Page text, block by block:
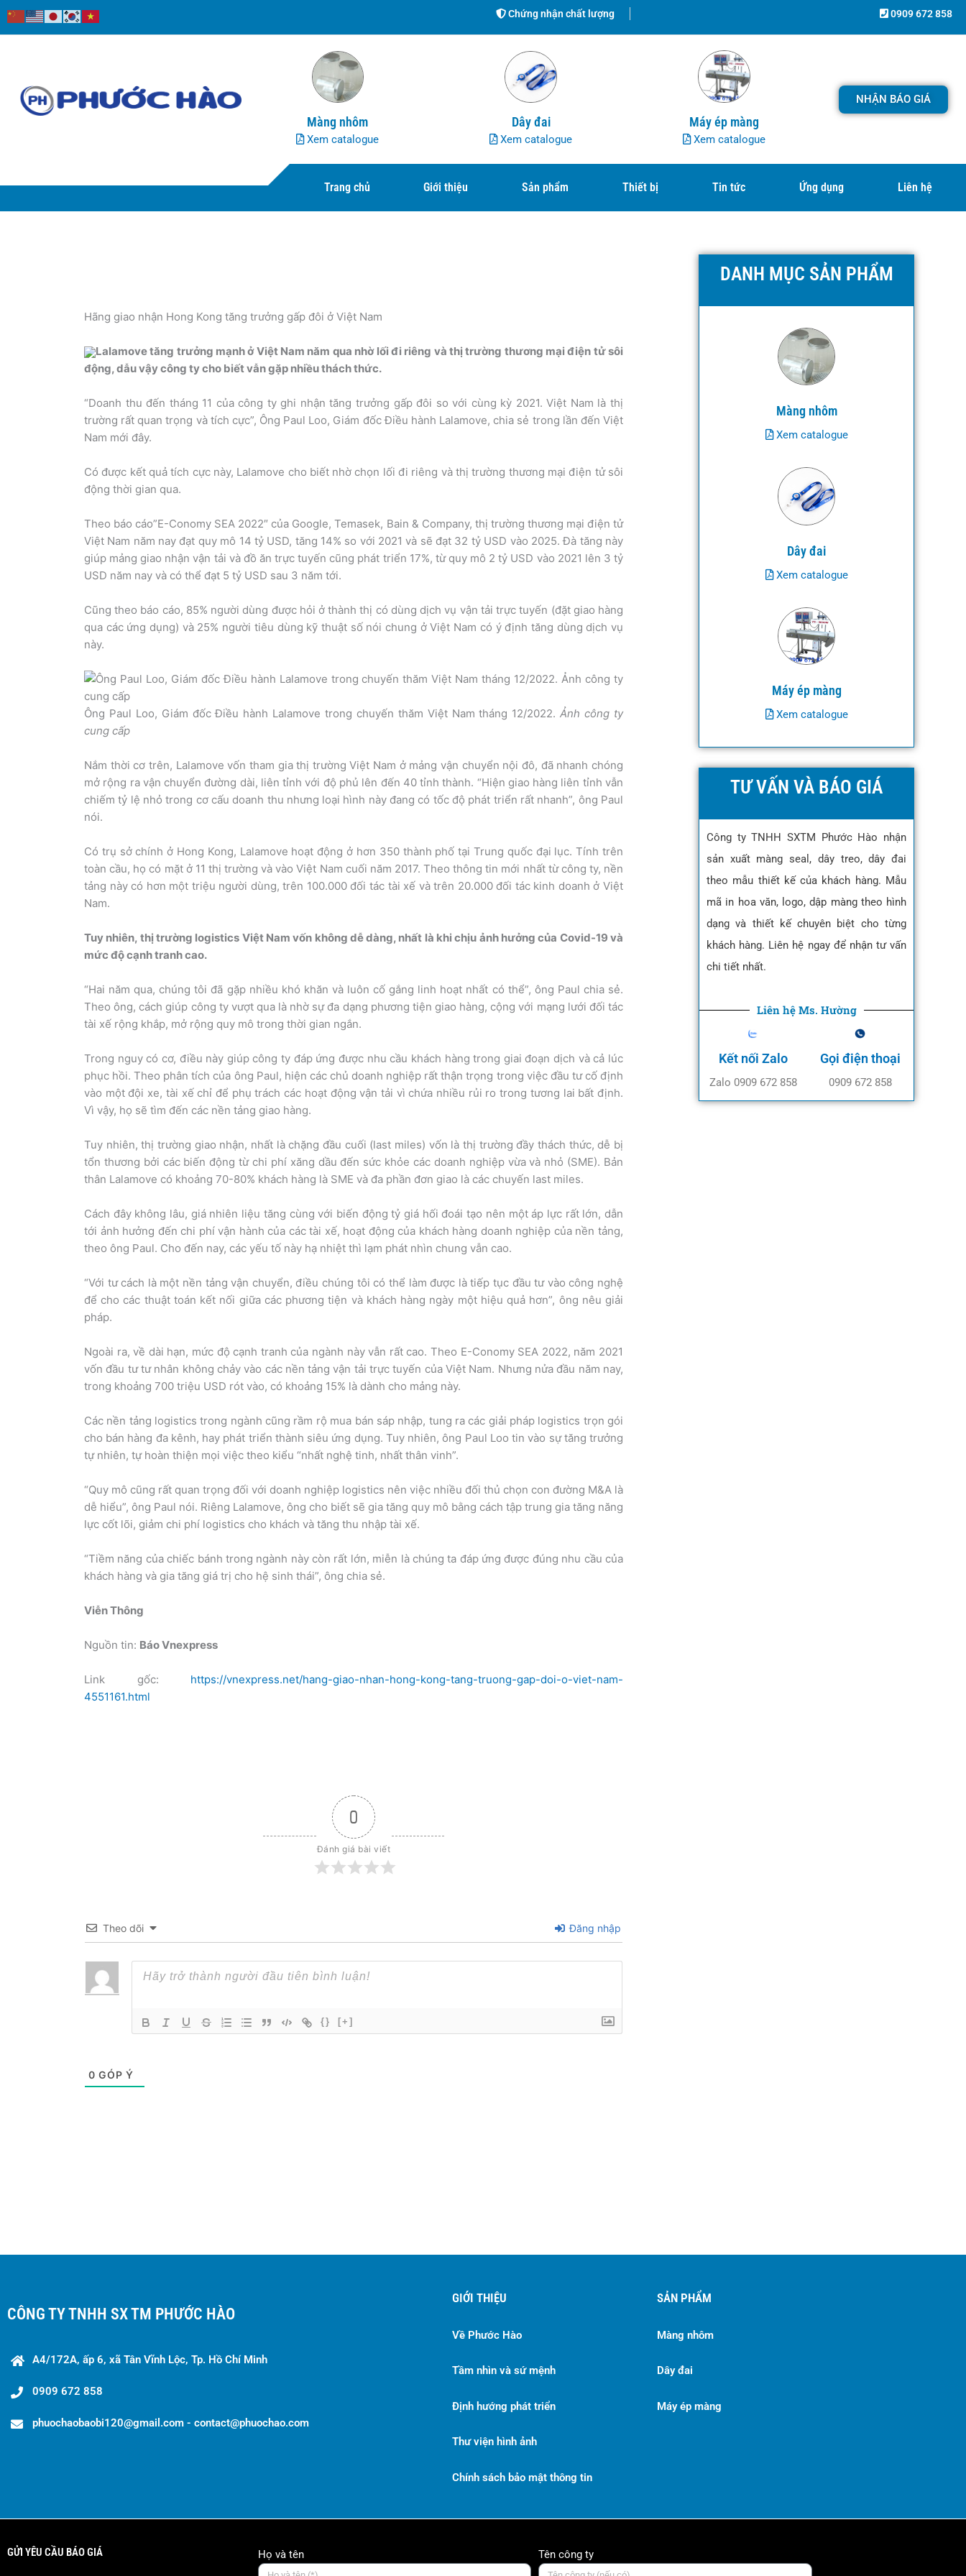
Nhảy
tới
Chứng nhận chất lượng 0909 672 858
Màng nhôm
Xem catalogue
Dây đai
Xem catalogue
Máy ép màng
Xem catalogue
NHẬN BÁO GIÁ
Trang chủ Giới thiệu Sản phẩm Thiết bị Tin tức Ứng dụng Liên hệ
Hãng giao nhận Hong Kong tăng trưởng gấp đôi ở Việt Nam
Lalamove tăng trưởng mạnh ở Việt Nam năm qua nhờ lối đi riêng và thị trường thương mại điện tử sôi
động, dẫu vậy công ty cho biết vẫn gặp nhiều thách thức.
“Doanh thu đến tháng 11 của công ty ghi nhận tăng trưởng gấp đôi so với cùng kỳ 2021. Việt Nam là thị
trường rất quan trọng và tích cực”, Ông Paul Loo, Giám đốc Điều hành Lalamove, chia sẻ trong lần đến Việt
Nam mới đây.
Có được kết quả tích cực này, Lalamove cho biết nhờ chọn lối đi riêng và thị trường thương mại điện tử sôi
động thời gian qua.
Theo báo cáo”E-Conomy SEA 2022″ của Google, Temasek, Bain & Company, thị trường thương mại điện tử
Việt Nam năm nay đạt quy mô 14 tỷ USD, tăng 14% so với 2021 và sẽ đạt 32 tỷ USD vào 2025. Đà tăng này
giúp mảng giao nhận vận tải và đồ ăn trực tuyến cũng phát triển 17%, từ quy mô 2 tỷ USD vào 2021 lên 3 tỷ
USD năm nay và có thể đạt 5 tỷ USD sau 3 năm tới.
Cũng theo báo cáo, 85% người dùng được hỏi ở thành thị có dùng dịch vụ vận tải trực tuyến (đặt giao hàng
qua các ứng dụng) và 25% người tiêu dùng kỹ thuật số nói chung ở Việt Nam có ý định tăng dùng dịch vụ
này.
Ông Paul Loo, Giám đốc Điều hành Lalamove trong chuyến thăm Việt Nam tháng 12/2022.Ảnh công ty
cung cấp
Nắm thời cơ trên, Lalamove vốn tham gia thị trường Việt Nam ở mảng vận chuyển nội đô, đã nhanh chóng
mở rộng ra vận chuyển đường dài, liên tỉnh với độ phủ lên đến 40 tỉnh thành. “Hiện giao hàng liên tỉnh vẫn
chiếm tỷ lệ nhỏ trong cơ cấu doanh thu nhưng loại hình này đang có tốc độ phát triển rất nhanh”, ông Paul
nói.
Có trụ sở chính ở Hong Kong, Lalamove hoạt động ở hơn 350 thành phố tại Trung quốc đại lục. Tính trên
toàn cầu, họ có mặt ở 11 thị trường và vào Việt Nam cuối năm 2017. Theo thông tin mới nhất từ công ty, nền
tảng này có hơn một triệu người dùng, trên 100.000 đối tác tài xế và trên 20.000 đối tác kinh doanh ở Việt
Nam.
Tuy nhiên, thị trường logistics Việt Nam vốn không dễ dàng, nhất là khi chịu ảnh hưởng của Covid-19 và
mức độ cạnh tranh cao.
“Hai năm qua, chúng tôi đã gặp nhiều khó khăn và luôn cố gắng linh hoạt nhất có thể”, ông Paul chia sẻ.
Theo ông, cách giúp công ty vượt qua là nhờ sự đa dạng phương tiện giao hàng, cộng với mạng lưới đối tác
tài xế rộng khắp, mở rộng quy mô trong thời gian ngắn.
Trong nguy có cơ, điều này giúp công ty đáp ứng được nhu cầu khách hàng trong giai đoạn dịch và cả lúc
phục hồi. Theo phân tích của ông Paul, hiện các chủ doanh nghiệp rất thận trọng trong việc đầu tư cố định
vào một đội xe, tài xế chỉ để phụ trách các hoạt động vận tải vì chứa nhiều rủi ro trong tương lai bất định.
Vì vậy, họ sẽ tìm đến các nền tảng giao hàng.
Tuy nhiên, thị trường giao nhận, nhất là chặng đầu cuối (last miles) vốn là thị trường đầy thách thức, dễ bị
tổn thương bởi các biến động từ chi phí xăng dầu đến sức khỏe các doanh nghiệp vừa và nhỏ (SME). Bản
thân Lalamove có khoảng 70-80% khách hàng là SME và đa phần đơn giao là các chuyến last miles.
Cách đây không lâu, giá nhiên liệu tăng cùng với biến động tỷ giá hối đoái tạo nên một áp lực rất lớn, dẫn
tới ảnh hưởng đến chi phí vận hành của các tài xế, hoạt động của khách hàng doanh nghiệp của nền tảng,
theo ông Paul. Cho đến nay, các yếu tố này hạ nhiệt thì lạm phát nhìn chung vẫn cao.
“Với tư cách là một nền tảng vận chuyển, điều chúng tôi có thể làm được là tiếp tục đầu tư vào công nghệ
để cho các thuật toán kết nối giữa các phương tiện và khách hàng ngày một hiệu quả hơn”, ông nêu giải
pháp.
Ngoài ra, về dài hạn, mức độ cạnh tranh của ngành này vẫn rất cao. Theo E-Conomy SEA 2022, năm 2021
vốn đầu tư tư nhân không chảy vào các nền tảng vận tải trực tuyến của Việt Nam. Nhưng nửa đầu năm nay,
trong khoảng 700 triệu USD rót vào, có khoảng 15% là dành cho mảng này.
Các nền tảng logistics trong ngành cũng rầm rộ mua bán sáp nhập, tung ra các giải pháp logistics trọn gói
cho bán hàng đa kênh, hay phát triển thành siêu ứng dụng. Tuy nhiên, ông Paul Loo tin vào sự tăng trưởng
tự nhiên, tự hoàn thiện mọi việc theo kiểu “nhất nghệ tinh, nhất thân vinh”.
“Quy mô cũng rất quan trọng đối với doanh nghiệp logistics nên việc nhiều đối thủ chọn con đường M&A là
dễ hiểu”, ông Paul nói. Riêng Lalamove, ông cho biết sẽ gia tăng quy mô bằng cách tập trung gia tăng năng
lực cốt lõi, giảm chi phí logistics cho khách và tăng thu nhập tài xế.
“Tiềm năng của chiếc bánh trong ngành này còn rất lớn, miễn là chúng ta đáp ứng được đúng nhu cầu của
khách hàng và gia tăng giá trị cho hệ sinh thái”, ông chia sẻ.
Viễn Thông
Nguồn tin: Báo Vnexpress
Link gốc: https://vnexpress.net/hang-giao-nhan-hong-kong-tang-truong-gap-doi-o-viet-nam-
4551161.html
0
Đánh giá bài viết
Theo dõi Đăng nhập
{} [+]
0 GÓP Ý
DANH MỤC SẢN PHẨM
Màng nhôm
Xem catalogue
Dây đai
Xem catalogue
Máy ép màng
Xem catalogue
TƯ VẤN VÀ BÁO GIÁ
Công ty TNHH SXTM Phước Hào nhận
sản xuất màng seal, dây treo, dây đai
theo mẫu thiết kế của khách hàng. Mẫu
mã in hoa văn, logo, dập màng theo hình
dạng và thiết kế chuyên biệt cho từng
khách hàng. Liên hệ ngay để nhận tư vấn
chi tiết nhất.
Liên hệ Ms. Hường
Kết nối Zalo
Zalo 0909 672 858
Gọi điện thoại
0909 672 858
CÔNG TY TNHH SX TM PHƯỚC HÀO
A4/172A, ấp 6, xã Tân Vĩnh Lộc, Tp. Hồ Chí Minh
0909 672 858
phuochaobaobi120@gmail.com - contact@phuochao.com
GIỚI THIỆU
Về Phước Hào
Tầm nhìn và sứ mệnh
Định hướng phát triển
Thư viện hình ảnh
Chính sách bảo mật thông tin
SẢN PHẨM
Màng nhôm
Dây đai
Máy ép màng
GỬI YÊU CẦU BÁO GIÁ Họ và tên Tên công ty